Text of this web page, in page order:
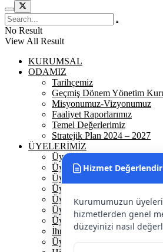
Hizmet
Kurumumuzun
hizmetlerden genel
düzeyinizi nasıl
No Result
View All Result
KURUMSAL
ODAMIZ
Tarihçemiz
Geçmiş Dönem Yönetim
Misyonumuz-Vizyonumuz
Faaliyet Raporlarımız
Temel Değerlerimiz
Stratejik Plan 2024 – 2027
ÜYELERİMİZ
Üyelerimiz
Üyelik
Üyelik Ön Başvuru
Üyelik Avantajlarımız
Üye Danışmanına Sor
Üye Sorumluluklarımız
Üye Bilgi Güncelleme Formu
İhracat Danışmanına Sor
Üye Başarı Hikayeleri